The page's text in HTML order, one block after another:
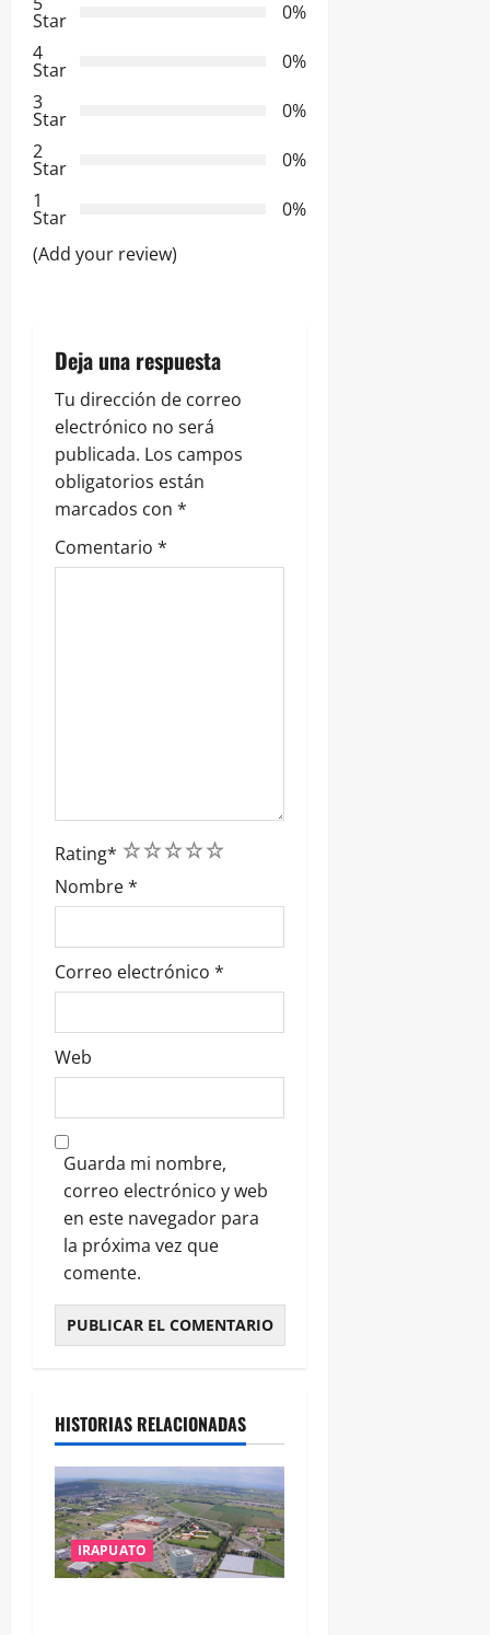
c
i
ó
n
d
e
n
t
r
a
d
a
Star
0%
4
Star
0%
3
Star
0%
2
Star
0%
1
Star
0%
(Add your review)
Deja una respuesta
Tu dirección de correo
electrónico no será
publicada. Los campos
obligatorios están
marcados con *
Comentario *
Rating* 5
4
3
2
1
Nombre*
Correo electrónico *
Web
Guarda mi nombre,
correo electrónico y web
en este navegador para
la próxima vez que
comente.
HISTORIAS RELACIONADAS
IRAPUATO